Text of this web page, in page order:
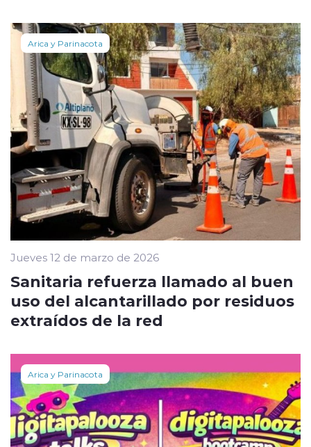
Arica y Parinacota
Jueves 12 de marzo de 2026
Sanitaria refuerza llamado al buen
uso del alcantarillado por residuos
extraídos de la red
Arica y Parinacota